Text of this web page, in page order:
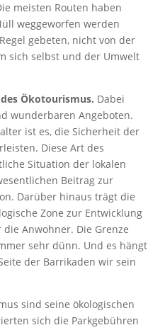
meisten Routen haben
weggeworfen werden
gebeten, nicht von der
sich selbst und der Umwelt
Ökotourismus. Dabei
wunderbaren Angeboten.
ist es, die Sicherheit der
Diese Art des
Situation der lokalen
Beitrag zur
Darüber hinaus trägt die
Zone zur Entwicklung
Anwohner. Die Grenze
sehr dünn. Und es hängt
der Barrikaden wir sein
sind seine ökologischen
sich die Parkgebühren